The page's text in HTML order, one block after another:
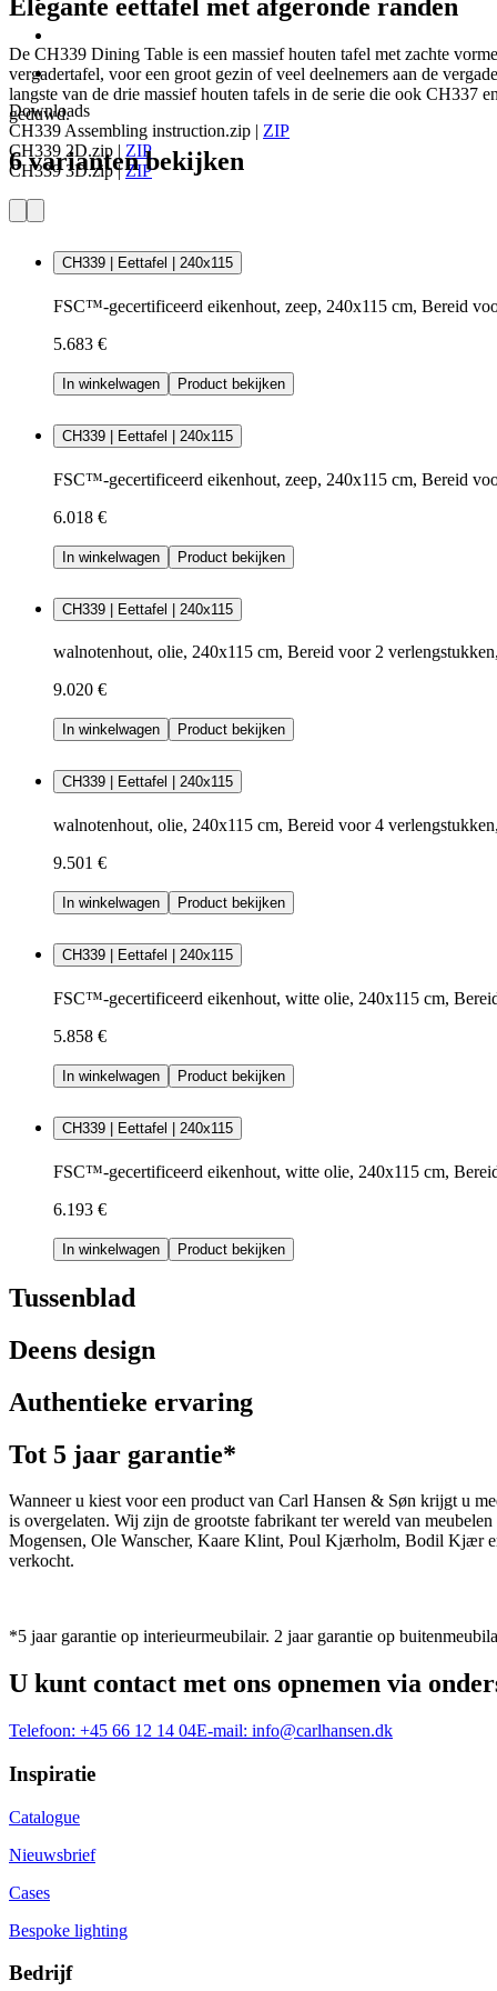
Downloads
CH339 Assembling instruction.zip | ZIP
CH339 2D.zip | ZIP
CH339 3D.zip|ZIP
Elegante eettafel met afgeronde randen
De CH339 Dining Table is een massief houten tafel met zachte
vergadertafel, voor een groot gezin of veel deelnemers aan de
langste van de drie massief houten tafels in de serie die ook CH337
geduwd.
6 varianten bekijken
CH339 | Eettafel | 240x115
FSC™-gecertificeerd eikenhout, zeep, 240x115 cm, Bereid
5.683 €
In winkelwagen Product bekijken
CH339 | Eettafel | 240x115
FSC™-gecertificeerd eikenhout, zeep, 240x115 cm, Bereid
6.018 €
In winkelwagen Product bekijken
CH339 | Eettafel | 240x115
walnotenhout, olie, 240x115 cm, Bereid voor 2
9.020 €
In winkelwagen Product bekijken
CH339 | Eettafel | 240x115
walnotenhout, olie, 240x115 cm, Bereid voor 4
9.501 €
In winkelwagen Product bekijken
CH339 | Eettafel | 240x115
FSC™-gecertificeerd eikenhout, witte olie, 240x115 cm,
5.858 €
In winkelwagen Product bekijken
CH339 | Eettafel | 240x115
FSC™-gecertificeerd eikenhout, witte olie, 240x115 cm,
6.193 €
In winkelwagen Product bekijken
Tussenblad
Deens design
Authentieke ervaring
Tot 5 jaar garantie*
Wanneer u kiest voor een product van Carl Hansen & Søn krijgt u
is overgelaten. Wij zijn de grootste fabrikant ter wereld van
Mogensen, Ole Wanscher, Kaare Klint, Poul Kjærholm, Bodil Kjær
verkocht.
*5 jaar garantie op interieurmeubilair. 2 jaar garantie op
U kunt contact met ons opnemen via
Telefoon: +45 66 12 14 04E-mail: info@carlhansen.dk
Inspiratie
Catalogue
Nieuwsbrief
Cases
Bespoke lighting
Bedrijf